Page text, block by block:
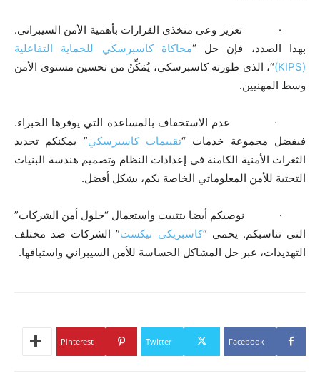
· تعزيز وعي متخذي القرارات بأهمية الأمن السيبراني.
بهذا الصدد، فإن حل “محاكاة كاسبرسكي للحماية التفاعلية
(
KIPS
)“، الذي طورته كاسبرسكي، يُمَكِّنُ من تحسين مستوى الأمن
وسط المهنيين.
· عدم الاستخفاف بالمساعدة التي يوفرها الخبراء.
فبفضل مجموعة خدمات “تقييمات كاسبرسكي” يمكنكم تحديد
الثغرات الأمنية الكامنة في إعدادات النظام وتصميم هندسة البنيات
التحتية للأمن المعلوماتي الخاصة بكم، بشكل أفضل.
· نوصيكم أيضا بتثبيت واستعمال “حلول أمن الشركات”
التي تناسبكم. يحمي “كاسبريكي نيكست” الشركات ضد مختلف
التهديدات، عبر حل المشاكل الحساسة للأمن السيبراني واستباقها.
Facebook
Twitter
Pinterest